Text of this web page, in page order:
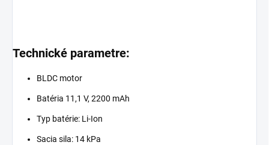
Technické parametre:
BLDC motor
Batéria 11,1 V, 2200 mAh
Typ batérie: Li-Ion
Sacia sila: 14 kPa